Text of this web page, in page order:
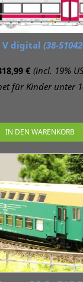
V digital (38-
€ (incl. 19%
für Kinder unter
IN DEN WARENKORB